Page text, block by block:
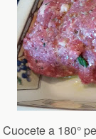
Cuocete a 180°